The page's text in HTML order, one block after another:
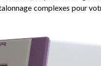
complexes pour